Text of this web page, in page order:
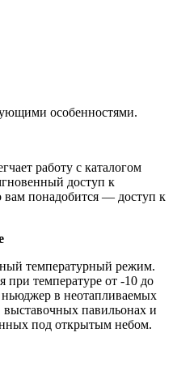
особенностями.
работу с каталогом
доступ к
вам понадобится — доступ к
температурный режим.
при температуре от -10 до
ньюджер в неотапливаемых
павильонах и
под открытым небом.